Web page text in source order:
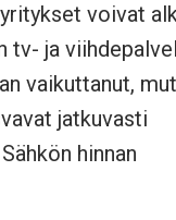
voivat
tv- ja
vaikuttanut,
jatkuvasti
hinnan